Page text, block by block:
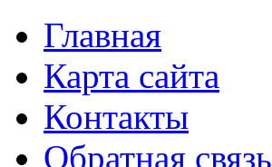
Главная
Карта сайта
Контакты
Обратная связь